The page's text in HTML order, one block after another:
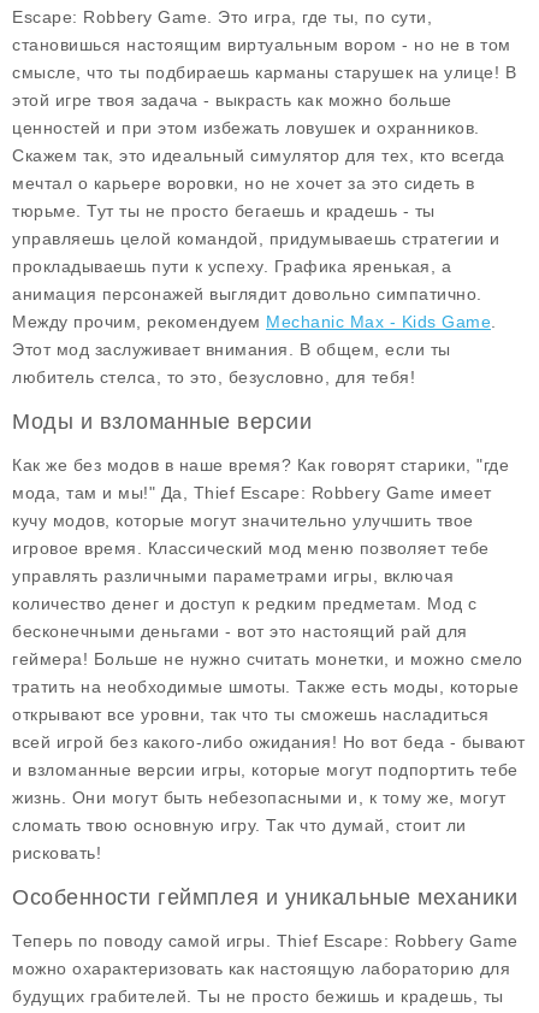
Escape: Robbery Game. Это игра, где ты, по сути,
становишься настоящим виртуальным вором - но не в том
смысле, что ты подбираешь карманы старушек на улице! В
этой игре твоя задача - выкрасть как можно больше
ценностей и при этом избежать ловушек и охранников.
Скажем так, это идеальный симулятор для тех, кто всегда
мечтал о карьере воровки, но не хочет за это сидеть в
тюрьме. Тут ты не просто бегаешь и крадешь - ты
управляешь целой командой, придумываешь стратегии и
прокладываешь пути к успеху. Графика яренькая, а
анимация персонажей выглядит довольно симпатично.
Между прочим, рекомендуем Mechanic Max - Kids Game
Этот мод заслуживает внимания. В общем, если ты
любитель стелса, то это, безусловно, для тебя!
Моды и взломанные версии
Как же без модов в наше время? Как говорят старики, "где
мода, там и мы!" Да, Thief Escape: Robbery Game имеет
кучу модов, которые могут значительно улучшить твое
игровое время. Классический мод меню позволяет тебе
управлять различными параметрами игры, включая
количество денег и доступ к редким предметам. Мод с
бесконечными деньгами - вот это настоящий рай для
геймера! Больше не нужно считать монетки, и можно смело
тратить на необходимые шмоты. Также есть моды, которые
открывают все уровни, так что ты сможешь насладиться
всей игрой без какого-либо ожидания! Но вот беда - бывают
и взломанные версии игры, которые могут подпортить тебе
жизнь. Они могут быть небезопасными и, к тому же, могут
сломать твою основную игру. Так что думай, стоит ли
рисковать!
Особенности геймплея и уникальные механики
Теперь по поводу самой игры. Thief Escape: Robbery Game
можно охарактеризовать как настоящую лабораторию для
будущих грабителей. Ты не просто бежишь и крадешь, ты